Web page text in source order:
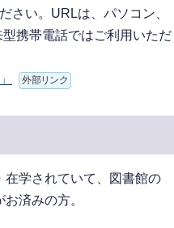
さい。URLは、パソコン、
携帯電話ではご利用いただ
外部リンク
学されていて、図書館の
済みの方。